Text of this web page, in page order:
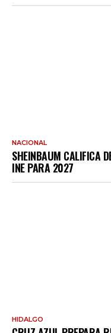
NACIONAL
SHEINBAUM CALIFICA
INE PARA 2027
HIDALGO